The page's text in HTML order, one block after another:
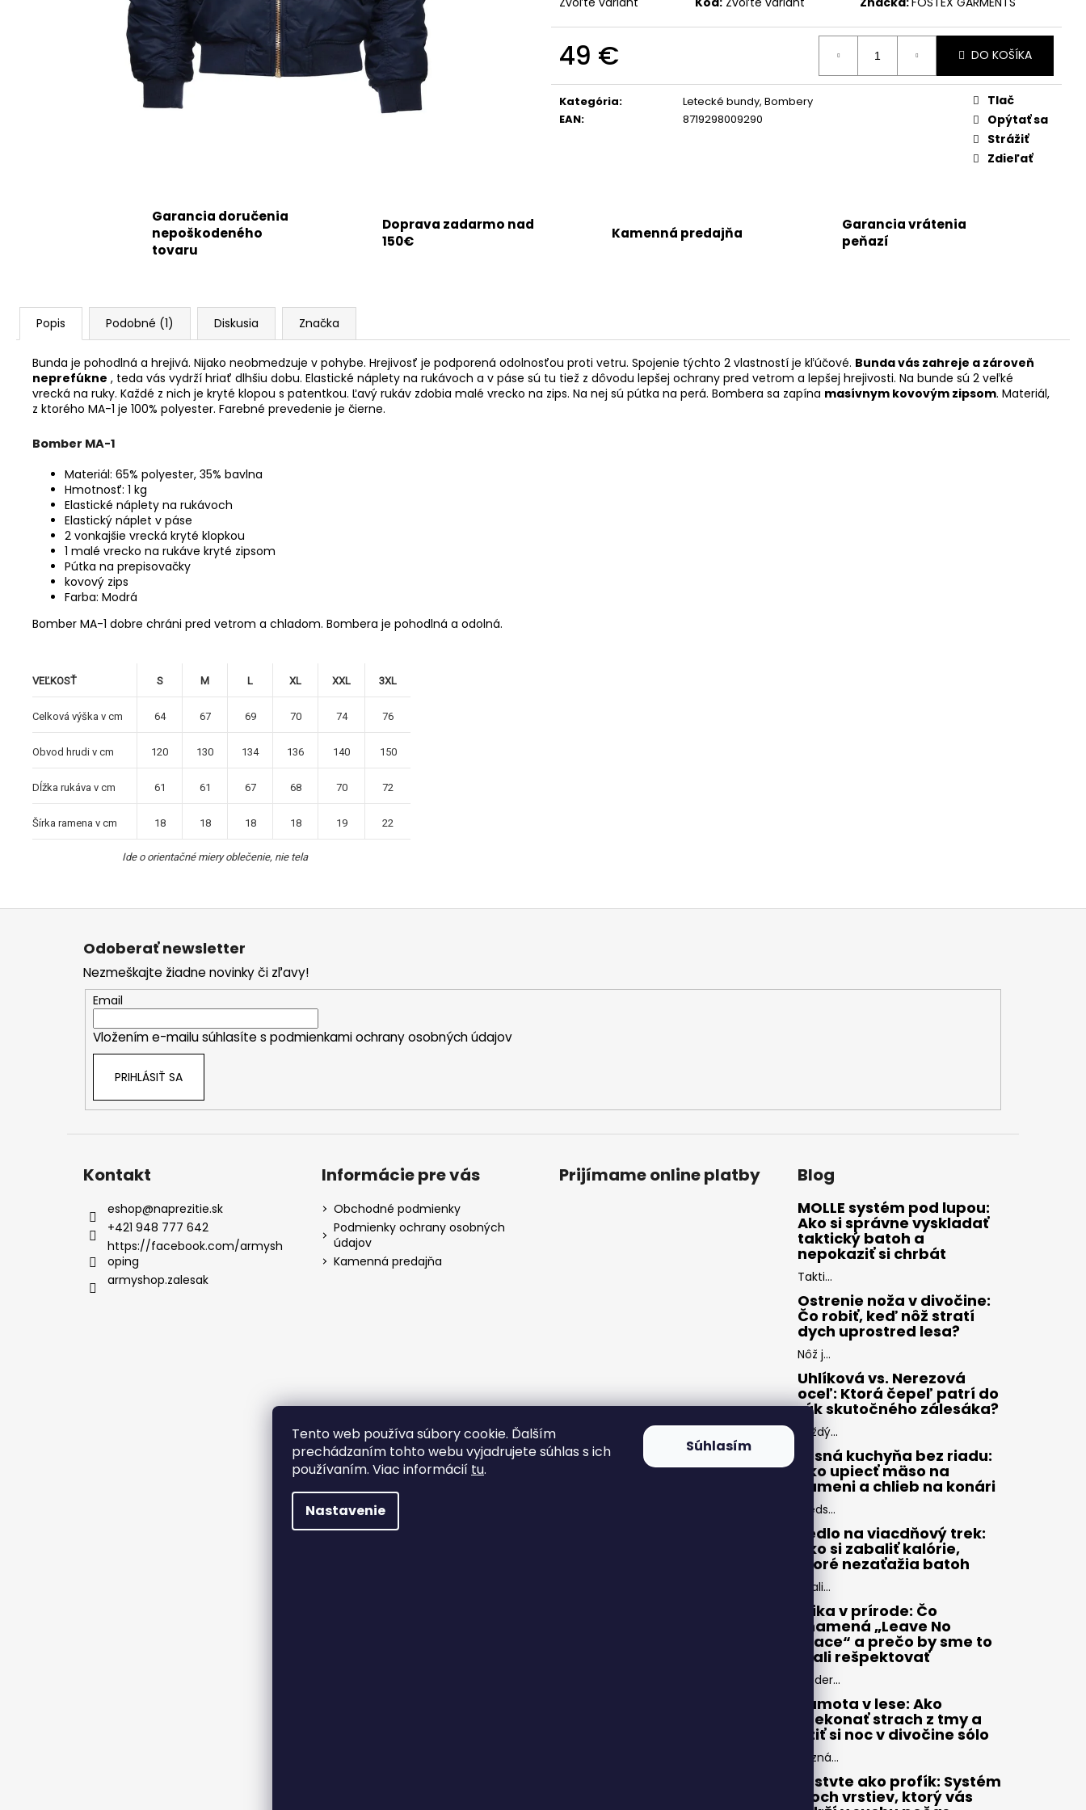
Tento web používa súbory cookie. Ďalším
prechádzaním tohto webu vyjadrujete súhlas s ich
používaním. Viac informácií tu.
Nastavenie
Súhlasím
49 €
cena:
DO KOŠÍKA
Kategória:
Letecké bundy, Bombery
EAN: 8719298009290
Tlač
Opýtať sa
Strážiť
Zdieľať
Garancia doručenia
nepoškodeného
tovaru
Doprava zadarmo nad
150€
Kamenná predajňa
Garancia vrátenia
peňazí
Popis Podobné (1) Diskusia Značka
Bunda je pohodlná a hrejivá. Nijako neobmedzuje v pohybe. Hrejivosť je podporená odolnosťou proti vetru. Spojenie týchto 2 vlastností je kľúčové. Bunda vás zahreje a zároveň
neprefúkne , teda vás vydrží hriať dlhšiu dobu. Elastické náplety na rukávoch a v páse sú tu tiež z dôvodu lepšej ochrany pred vetrom a lepšej hrejivosti. Na bunde sú 2 veľké
vrecká na ruky. Každé z nich je kryté klopou s patentkou. Ľavý rukáv zdobia malé vrecko na zips. Na nej sú pútka na perá. Bombera sa zapína masívnym kovovým zipsom. Materiál,
z ktorého MA-1 je 100% polyester. Farebné prevedenie je čierne.
Bomber MA-1
Materiál: 65% polyester, 35% bavlna
Hmotnosť: 1 kg
Elastické náplety na rukávoch
Elastický náplet v páse
2 vonkajšie vrecká kryté klopkou
1 malé vrecko na rukáve kryté zipsom
Pútka na prepisovačky
kovový zips
Farba: Modrá
Bomber MA-1 dobre chráni pred vetrom a chladom. Bombera je pohodlná a odolná.
VEĽKOSŤ S M L XL XXL 3XL
Celková výška v cm 64 67 69 70 74 76
Obvod hrudi v cm 120 130 134 136 140 150
Dĺžka rukáva v cm 61 61 67 68 70 72
Šírka ramena v cm 18 18 18 18 19 22
Ide o orientačné miery oblečenie, nie tela
Z
Odoberať newsletter
Nezmeškajte žiadne novinky či zľavy!
Email
Vložením e-mailu súhlasíte s podmienkami ochrany osobných údajov
PRIHLÁSIŤ SA
Kontakt
eshop@naprezitie.sk
+421 948 777 642
https://facebook.com/armysh
oping
armyshop.zalesak
Informácie pre vás
Obchodné podmienky
Podmienky ochrany osobných
údajov
Kamenná predajňa
Prijímame online platby Blog
MOLLE systém pod lupou:
Ako si správne vyskladať
taktický batoh a
nepokaziť si chrbát
Takti...
Ostrenie noža v divočine:
Čo robiť, keď nôž stratí
dych uprostred lesa?
Nôž j...
Uhlíková vs. Nerezová
oceľ: Ktorá čepeľ patrí do
rúk skutočného zálesáka?
Každý...
Lesná kuchyňa bez riadu:
Ako upiecť mäso na
kameni a chlieb na konári
Preds...
Jedlo na viacdňový trek:
Ako si zabaliť kalórie,
ktoré nezaťažia batoh
Zbali...
Etika v prírode: Čo
znamená „Leave No
Trace“ a prečo by sme to
mali rešpektovať
Moder...
Samota v lese: Ako
prekonať strach z tmy a
užiť si noc v divočine sólo
Pozná...
Vrstvte ako profík: Systém
troch vrstiev, ktorý vás